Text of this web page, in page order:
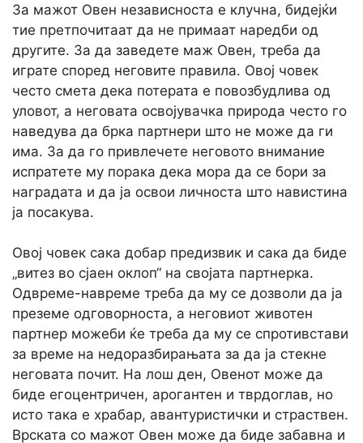
За мажот Овен независноста е клучна, бидејќи
тие претпочитаат да не примаат наредби од
другите. За да заведете маж Овен, треба да
играте според неговите правила. Овој човек
често смета дека потерата е повозбудлива од
уловот, а неговата освојувачка природа често го
наведува да брка партнери што не може да ги
има. За да го привлечете неговото внимание
испратете му порака дека мора да се бори за
наградата и да ја освои личноста што навистина
ја посакува.
Овој човек сака добар предизвик и сака да биде
„витез во сјаен оклоп“ на својата партнерка.
Одвреме-навреме треба да му се дозволи да ја
преземе одговорноста, а неговиот животен
партнер можеби ќе треба да му се спротивстави
за време на недоразбирањата за да ја стекне
неговата почит. На лош ден, Овенот може да
биде егоцентричен, арогантен и тврдоглав, но
исто така е храбар, авантуристички и страствен.
Врската со мажот Овен може да биде забавна и